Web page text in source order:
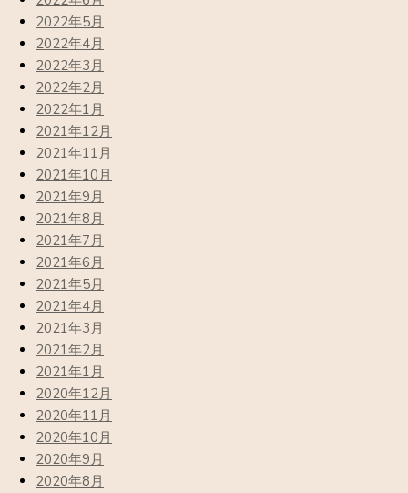
2022年5月
2022年4月
2022年3月
2022年2月
2022年1月
2021年12月
2021年11月
2021年10月
2021年9月
2021年8月
2021年7月
2021年6月
2021年5月
2021年4月
2021年3月
2021年2月
2021年1月
2020年12月
2020年11月
2020年10月
2020年9月
2020年8月